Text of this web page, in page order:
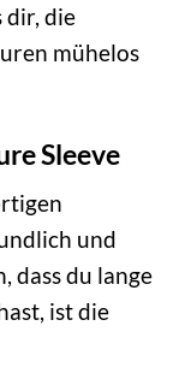
dir, die
mühelos
Sleeve
und
dass du lange
ist die